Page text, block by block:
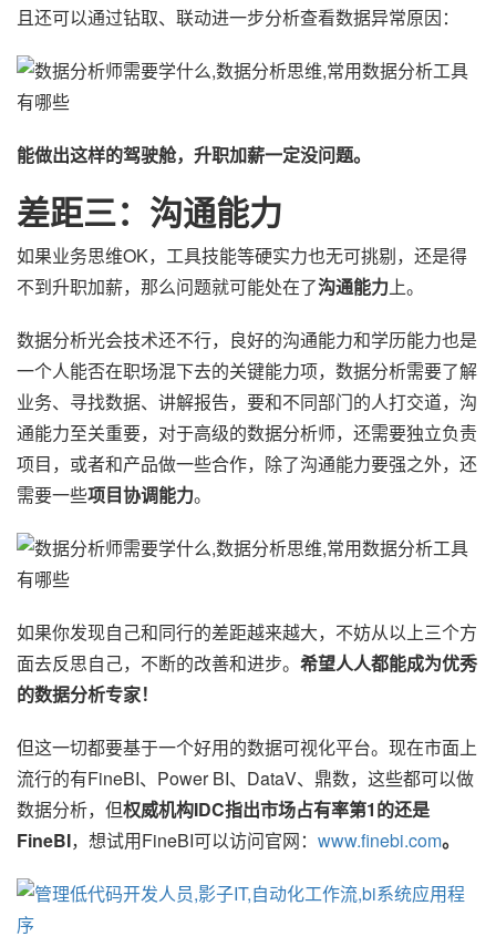
且还可以通过钻取、联动进一步分析查看数据异常原因：
能做出这样的驾驶舱，升职加薪一定没问题。
差距三：沟通能力
如果业务思维OK，工具技能等硬实力也无可挑剔，还是得
不到升职加薪，那么问题就可能处在了沟通能力上。
数据分析光会技术还不行，良好的沟通能力和学历能力也是
一个人能否在职场混下去的关键能力项，数据分析需要了解
业务、寻找数据、讲解报告，要和不同部门的人打交道，沟
通能力至关重要，对于高级的数据分析师，还需要独立负责
项目，或者和产品做一些合作，除了沟通能力要强之外，还
需要一些项目协调能力。
如果你发现自己和同行的差距越来越大，不妨从以上三个方
面去反思自己，不断的改善和进步。 希望人人都能成为优秀
的数据分析专家！
但这一切都要基于一个好用的数据可视化平台。现在市面上
流行的有FineBI、Power BI、DataV、鼎数，这些都可以做
数据分析，但权威机构IDC指出市场占有率第1的还是
FineBI，想试用FineBI可以访问官网： www.finebi.com。